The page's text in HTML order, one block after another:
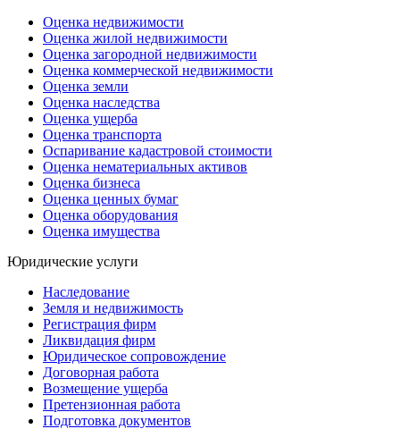
Оценка недвижимости
Оценка жилой недвижимости
Оценка загородной недвижимости
Оценка коммерческой недвижимости
Оценка земли
Оценка наследства
Оценка ущерба
Оценка транспорта
Оспаривание кадастровой стоимости
Оценка нематериальных активов
Оценка бизнеса
Оценка ценных бумаг
Оценка оборудования
Оценка имущества
Юридические услуги
Наследование
Земля и недвижимость
Регистрация фирм
Ликвидация фирм
Юридическое сопровождение
Договорная работа
Возмещение ущерба
Претензионная работа
Подготовка документов